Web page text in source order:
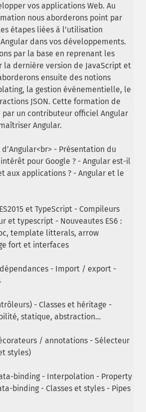
vos applications Web. Au
nous aborderons point par
étapes liées à l’utilisation
dans vos développements.
par la base en reprenant les
la dernière version de JavaScript et
ensuite des notions
la gestion événementielle, le
JSON. Cette formation de
par un contributeur officiel Angular
Angular.
d’Angular<br> - Présentation du
pour Google ? - Angular est-il
aux applications ? - Angular et le
et TypeScript - Compileurs
et typescript - Nouveautes ES6 :
template litterals, arrow
fort et interfaces
dépendances - Import / export -
- Classes et héritage -
statique, abstraction…
/ annotations - Sélecteur
styles)
binding - Interpolation - Property
binding - Classes et styles - Pipes